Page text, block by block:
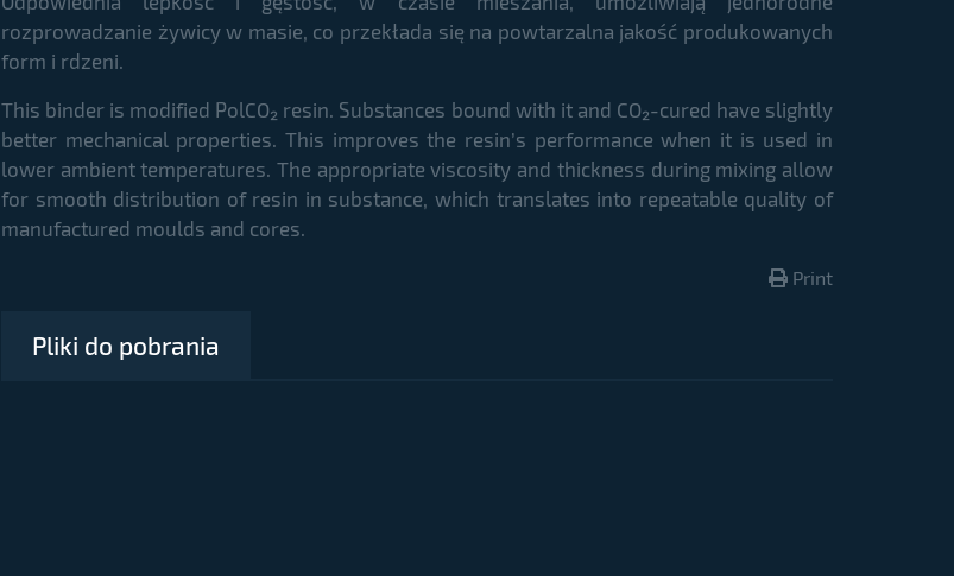
rozprowadzanie żywicy w masie, co przekłada się na powtarzalna jakość produkowanych
form i rdzeni.
This binder is modified PolCO₂ resin. Substances bound with it and CO₂-cured have slightly
better mechanical properties. This improves the resin’s performance when it is used in
lower ambient temperatures. The appropriate viscosity and thickness during mixing allow
for smooth distribution of resin in substance, which translates into repeatable quality of
manufactured moulds and cores.
Print
Pliki do pobrania